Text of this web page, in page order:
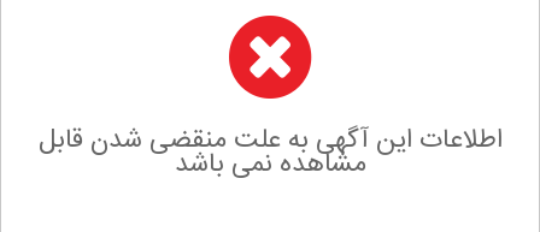
اطلاعات این آگهی به علت منقضی شدن قابل
مشاهده نمی باشد